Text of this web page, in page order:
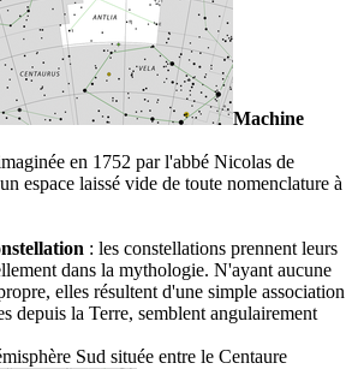
Machine
en 1752 par l'abbé Nicolas de
espace laissé vide de toute nomenclature à
: les constellations prennent leurs
dans la mythologie. N'ayant aucune
elles résultent d'une simple association
depuis la Terre, semblent angulairement
Sud située entre le Centaure